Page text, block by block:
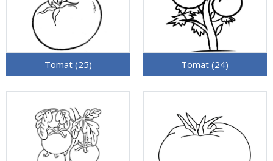
Tomat (25) Tomat (24)